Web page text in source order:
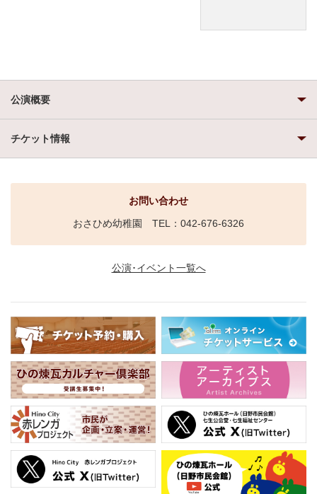
公演概要
チケット情報
お問い合わせ
おさひめ幼稚園 TEL：042-676-6326
公演･イベント一覧へ